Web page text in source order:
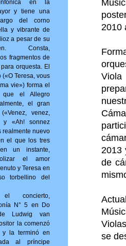
en la
y tiene una
del corno
y vibrante de
a pesar de su
Consta,
fragmentos de
orquesta. El
Tere­sa, vous
vie») for­ma el
que el Allegro
el gran
venez,
y «Ah! sonnez
realmente nuevo
el que los tres
un instante,
el amor
y Teresa en
torbellino del
concierto,
N° 5 en Do
Ludwig van
la comenzó
la terminó en
al príncipe
2010
2013
de
se